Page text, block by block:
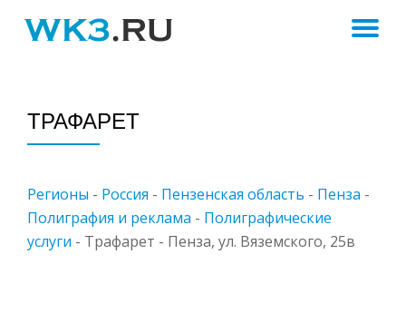
ТРАФАРЕТ
Регионы - Россия - Пензенская область - Пенза -
Полиграфия и реклама - Полиграфические
услуги - Трафарет - Пенза, ул. Вяземского, 25в